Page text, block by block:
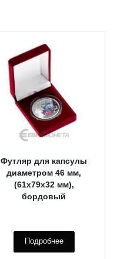
Футляр для капсулы
диаметром 46 мм,
(61х79х32 мм),
бордовый
Подробнее